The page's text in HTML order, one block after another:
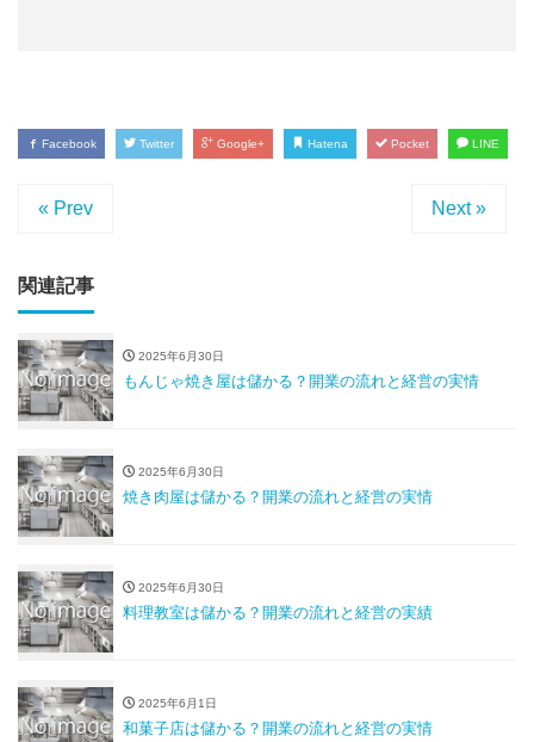
Facebook Twitter Google+ Hatena Pocket LINE
« Prev Next »
関連記事
2025年6月30日
もんじゃ焼き屋は儲かる？開業の流れと経営の実情
2025年6月30日
焼き肉屋は儲かる？開業の流れと経営の実情
2025年6月30日
料理教室は儲かる？開業の流れと経営の実績
2025年6月1日
和菓子店は儲かる？開業の流れと経営の実情